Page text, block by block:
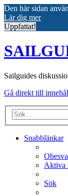
Den här sidan
Lär dig mer
Uppfattat!
Sailguides
Gå direkt till
Snabblänkar
Aktiva
Sök